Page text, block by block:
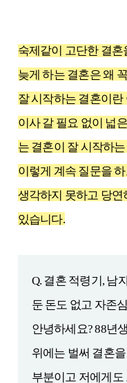
숙제같이 고단한 결혼
늦게 하는 결혼은 왜
잘 시작하는 결혼이란
이사 갈 필요 없이 넓
는 결혼이 잘 시작하
이렇게 계속 질문을
생각하지 못하고 당
있습니다.
Q. 결혼 적령기, 남
둔 돈도 없고 자존
안녕하세요? 88년
위에는 벌써 결혼
부분이고 저에게도